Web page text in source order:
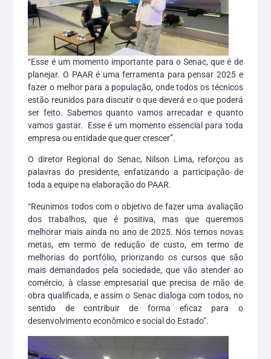
“Esse é um momento importante para o Senac, que é de
planejar. O PAAR é uma ferramenta para pensar 2025 e
fazer o melhor para a população, onde todos os técnicos
estão reunidos para discutir o que deverá e o que poderá
ser feito. Sabemos quanto vamos arrecadar e quanto
vamos gastar. Esse é um momento essencial para toda
empresa ou entidade que quer crescer”.
O diretor Regional do Senac, Nilson Lima, reforçou as
palavras do presidente, enfatizando a participação de
toda a equipe na elaboração do PAAR.
“Reunimos todos com o objetivo de fazer uma avaliação
dos trabalhos, que é positiva, mas que queremos
melhorar mais ainda no ano de 2025. Nós temos novas
metas, em termo de redução de custo, em termo de
melhorias do portfólio, priorizando os cursos que são
mais demandados pela sociedade, que vão atender ao
comércio, à classe empresarial que precisa de mão de
obra qualificada, e assim o Senac dialoga com todos, no
sentido de contribuir de forma eficaz para o
desenvolvimento econômico e social do Estado”.